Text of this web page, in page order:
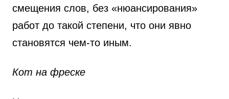
смещения слов, без «нюансирования»
работ до такой степени, что они явно
становятся чем-то иным.
Кот на фреске